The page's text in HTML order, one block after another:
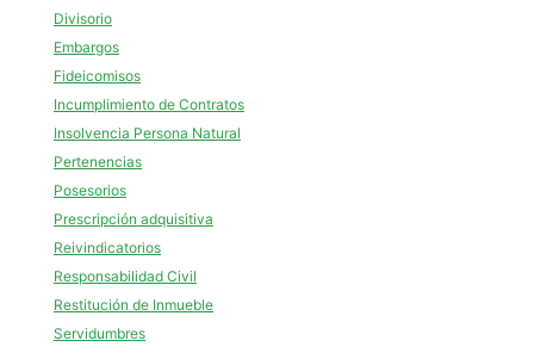
Divisorio
Embargos
Fideicomisos
Incumplimiento de Contratos
Insolvencia Persona Natural
Pertenencias
Posesorios
Prescripción adquisitiva
Reivindicatorios
Responsabilidad Civil
Restitución de Inmueble
Servidumbres